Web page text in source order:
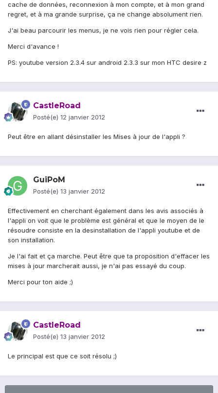
cache de données, reconnexion à mon compte, et à mon grand
regret, et à ma grande surprise, ça ne change absolument rien.
J'ai beau parcourir les menus, je ne vois rien pour régler cela.
Merci d'avance !
PS: youtube version 2.3.4 sur android 2.3.3 sur mon HTC desire z
CastleRoad
Posté(e) 12 janvier 2012
Peut être en allant désinstaller les Mises à jour de l'appli ?
GuiPoM
Posté(e) 13 janvier 2012
Effectivement en cherchant également dans les avis associés à
l'appli on voit que le problème est général et que le moyen de le
résoudre consiste en la desinstallation de l'appli youtube et de
son installation.
Je l'ai fait et ça marche. Peut être que ta proposition d'effacer les
mises à jour marcherait aussi, je n'ai pas essayé du coup.
Merci pour ton aide ;)
CastleRoad
Posté(e) 13 janvier 2012
Le principal est que ce soit résolu ;)